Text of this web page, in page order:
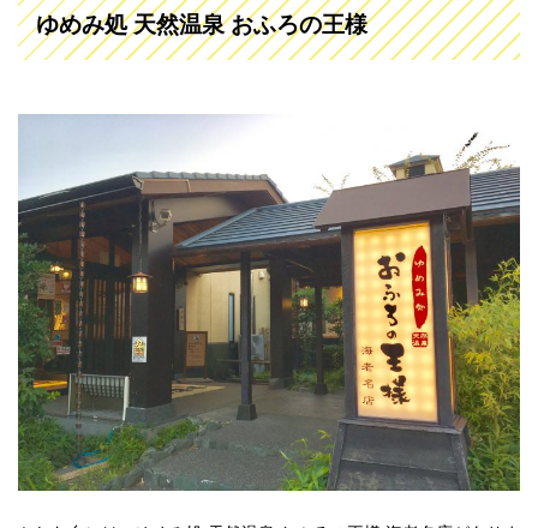
ゆめみ処 天然温泉 おふろの王様